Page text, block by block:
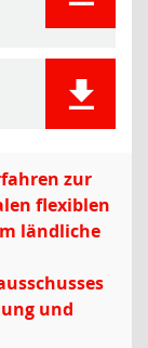
zur
flexiblen
ländliche
und